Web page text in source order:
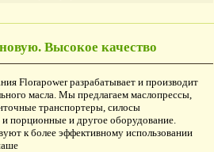
Высокое качество
Florapower разрабатывает и производит
масла. Мы предлагаем маслопрессы,
транспортеры, силосы
порционные и другое оборудование.
к более эффективному использовании